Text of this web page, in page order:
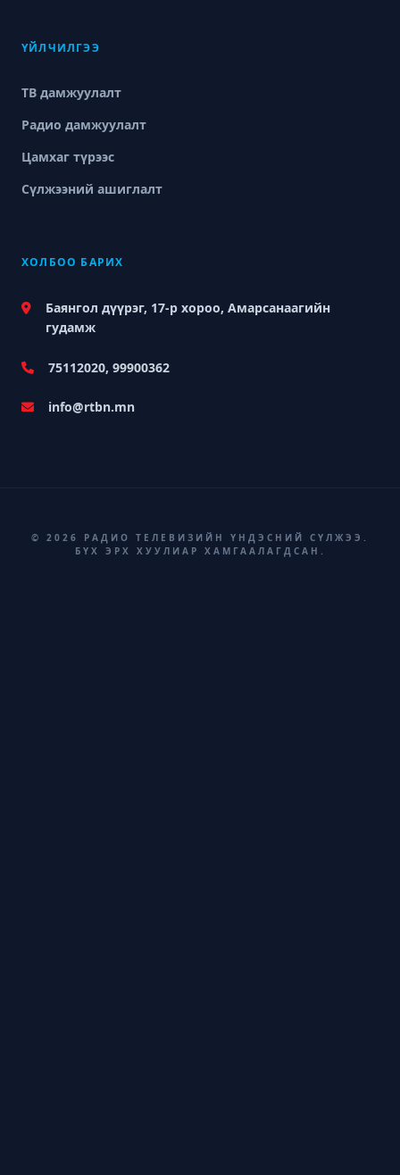
ҮЙЛЧИЛГЭЭ
ТВ дамжуулалт
Радио дамжуулалт
Цамхаг түрээс
Сүлжээний ашиглалт
ХОЛБОО БАРИХ
Баянгол дүүрэг, 17-р хороо, Амарсанаагийн
гудамж
75112020, 99900362
info@rtbn.mn
© 2026 РАДИО ТЕЛЕВИЗИЙН ҮНДЭСНИЙ СҮЛЖЭЭ.
БҮХ ЭРХ ХУУЛИАР ХАМГААЛАГДСАН.